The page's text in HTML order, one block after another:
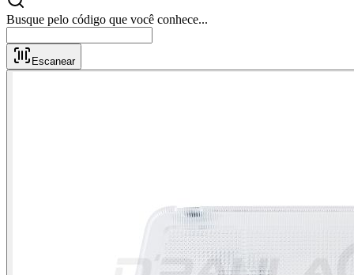
Busque pelo código que você conhece.
Escanear